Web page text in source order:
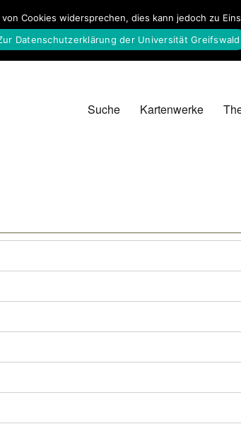
Suche Kartenwerke
Cookies widersprechen, dies kann jedoch zu
Datenschutzerklärung der Universität Greifswald